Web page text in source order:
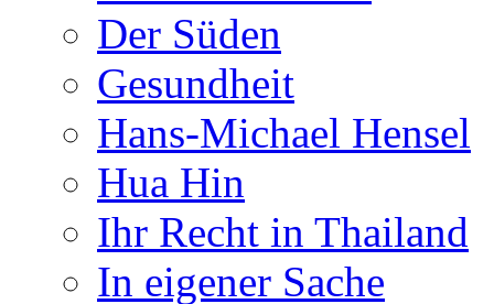
Der Süden
Gesundheit
Hans-Michael Hensel
Hua Hin
Ihr Recht in Thailand
In eigener Sache